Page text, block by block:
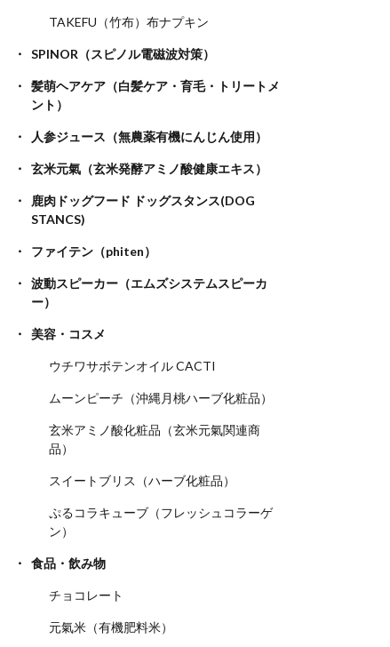
TAKEFU（竹布）布ナプキン
SPINOR（スピノル電磁波対策）
髪萌ヘアケア（白髪ケア・育毛・トリートメ
ント）
人参ジュース（無農薬有機にんじん使用）
玄米元氣（玄米発酵アミノ酸健康エキス）
鹿肉ドッグフード ドッグスタンス(DOG
STANCS)
ファイテン（phiten）
波動スピーカー（エムズシステムスピーカ
ー）
美容・コスメ
ウチワサボテンオイル CACTI
ムーンピーチ（沖縄月桃ハーブ化粧品）
玄米アミノ酸化粧品（玄米元氣関連商
品）
スイートブリス（ハーブ化粧品）
ぷるコラキューブ（フレッシュコラーゲ
ン）
食品・飲み物
チョコレート
元氣米（有機肥料米）